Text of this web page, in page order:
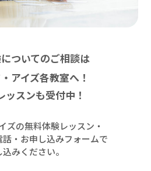
ついてのご相談は
アイズ各教室へ！
ッスンも受付中！
ズの無料体験レッスン・
・お申し込みフォームで
みください。